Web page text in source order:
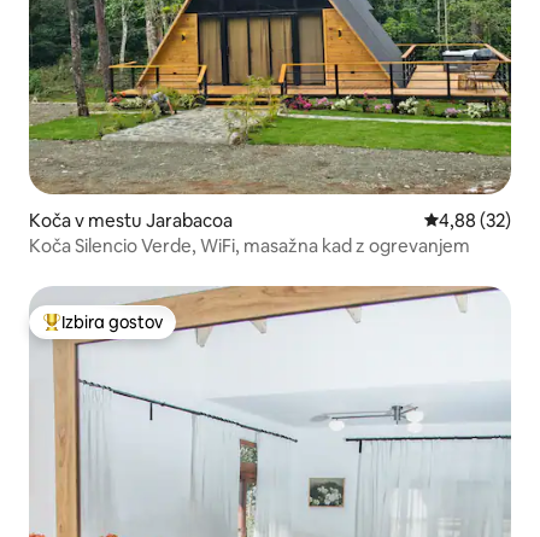
Koča v mestu Jarabacoa Povprečna
4,88 (32)
Koča Silencio Verde, WiFi, masažna kad z ogrevanjem
Najbolj priljubljena prenočišča z značko »Izbira gostov«
Izbira gostov